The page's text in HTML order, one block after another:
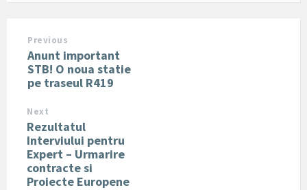
Previous
Anunt important
STB! O noua statie
pe traseul R419
Next
Rezultatul
Interviului pentru
Expert – Urmarire
contracte si
Proiecte Europene